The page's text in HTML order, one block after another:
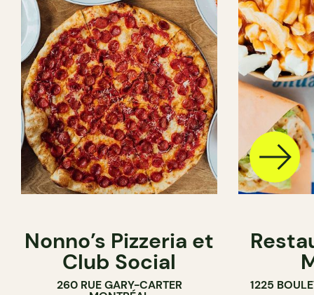
Nonno’s Pizzeria et
Club Social
260 RUE GARY-CARTER
1225